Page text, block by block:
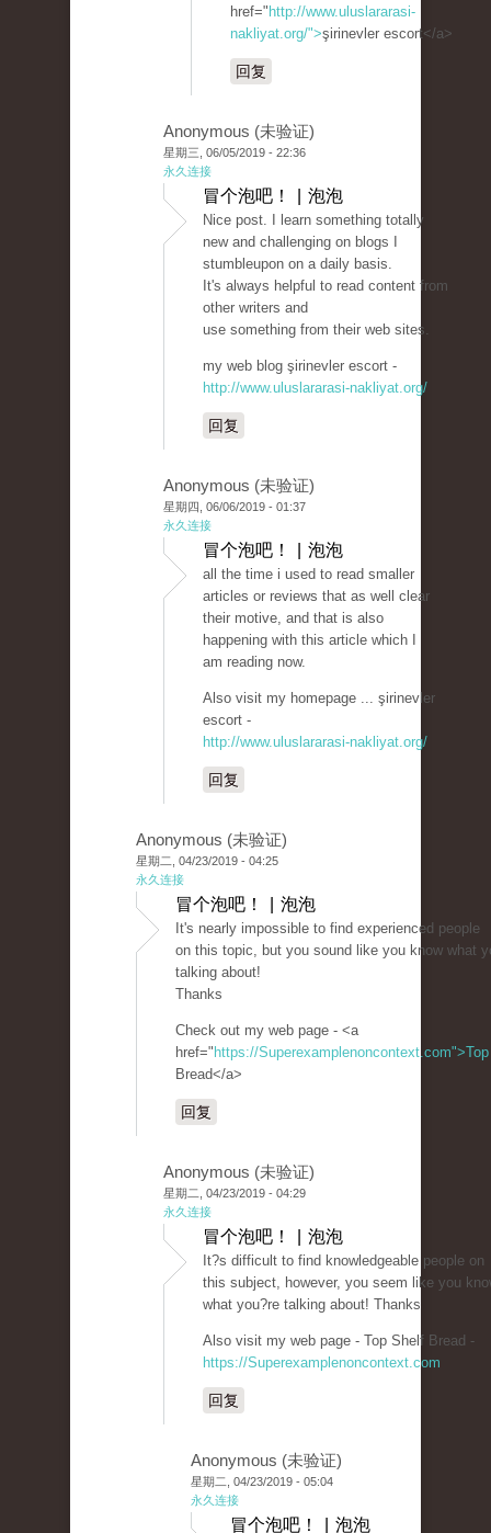
href=" http://www.uluslararasi-
nakliyat.org/">şirinevler escort</a>
回复
Anonymous (未验证)
星期三, 06/05/2019 - 22:36
永久连接
冒个泡吧！ | 泡泡
Nice post. I learn something totally
new and challenging on blogs I
stumbleupon on a daily basis.
It's always helpful to read content from
other writers and
use something from their web sites.
my web blog şirinevler escort -
http://www.uluslararasi-nakliyat.org/
回复
Anonymous (未验证)
星期四, 06/06/2019 - 01:37
永久连接
冒个泡吧！ | 泡泡
all the time i used to read smaller
articles or reviews that as well clear
their motive, and that is also
happening with this article which I
am reading now.
Also visit my homepage ... şirinevler
escort -
http://www.uluslararasi-nakliyat.org/
回复
Anonymous (未验证)
星期二, 04/23/2019 - 04:25
永久连接
冒个泡吧！ | 泡泡
It's nearly impossible to find experienced people
on this topic, but you sound like you know what
talking about!
Thanks
Check out my web page - <a
href=" https://Superexamplenoncontext.com">Top
Bread</a>
回复
Anonymous (未验证)
星期二, 04/23/2019 - 04:29
永久连接
冒个泡吧！ | 泡泡
It?s difficult to find knowledgeable people on
this subject, however, you seem like you
what you?re talking about! Thanks
Also visit my web page - Top Shelf Bread -
https://Superexamplenoncontext.com
回复
Anonymous (未验证)
星期二, 04/23/2019 - 05:04
永久连接
冒个泡吧！ | 泡泡